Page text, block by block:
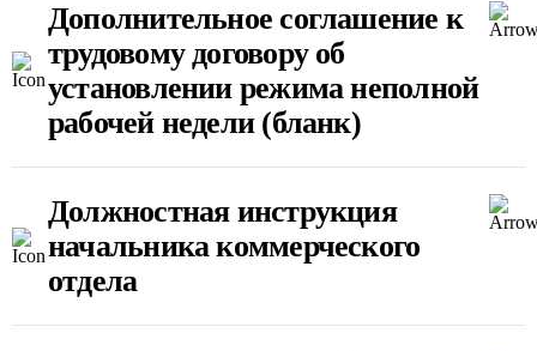
Дополнительное соглашение к
трудовому договору об
установлении режима неполной
рабочей недели (бланк)
Должностная инструкция
начальника коммерческого
отдела